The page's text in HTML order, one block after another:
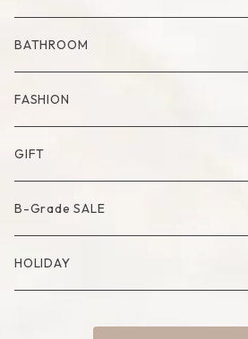
Milk Pitcher
Bowl
Cutlery
Compote・Cake Stand
Placemat
Fabric Poster
Artificial Flower
Artificial Bouquet
Candle
Candle Accessory
Basket
Tea Pot
Blanket
Accessory Case
Lamp
Object
Mirror
BATHROOM
Towel
Mat
FASHION
Bag
Socks
GIFT
B-Grade SALE
HOLIDAY